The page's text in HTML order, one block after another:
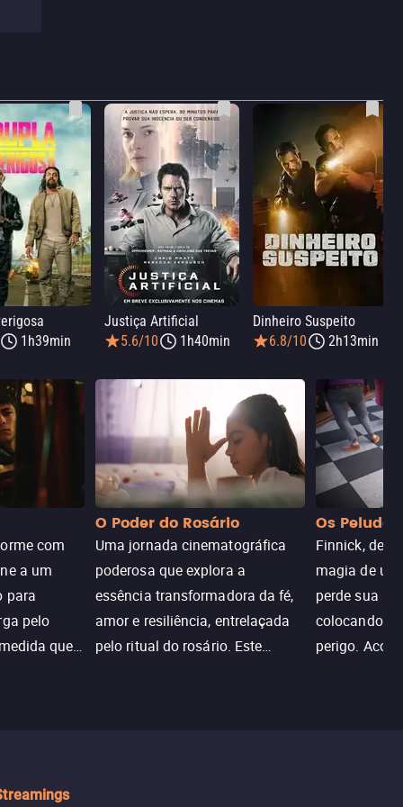
1h39min
Justiça Artificial
5.6/10
1h40min
Dinheiro Suspeito
6.8/10
2h13min
com
a um
para
pelo
que
O Poder do Rosário
Uma jornada cinematográfica
poderosa que explora a
essência transformadora da fé,
amor e resiliência, entrelaçada
pelo ritual do rosário. Este
Os Peludos
Finnick,
magia de
perde sua
colocando
perigo.